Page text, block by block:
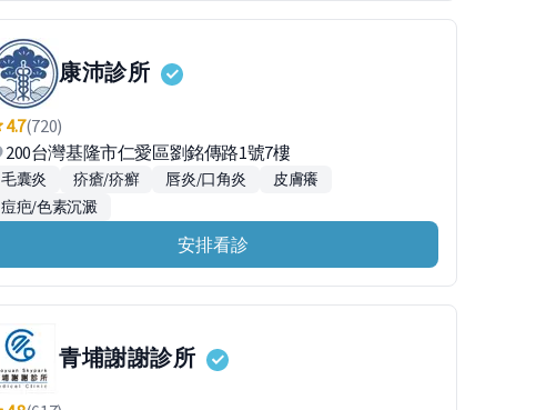
康沛診所
4.7(720)
200台灣基隆市仁愛區劉銘傳路1號7樓
毛囊炎 疥瘡/疥癬 唇炎/口角炎
皮膚癢
痘疤/色素沉澱
安排看診
青埔謝謝診所